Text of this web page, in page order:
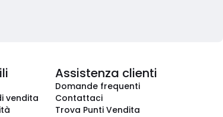
vendita
Assistenza clienti
Domande frequenti
Contattaci
Trova Punti Vendita